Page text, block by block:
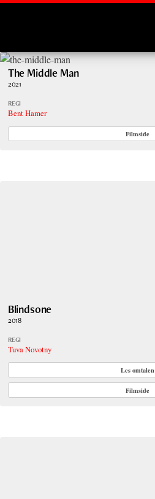
The Middle Man
2021
REGI
Bent Hamer
Filmside
Blindsone
2018
REGI
Tuva Novotny
Les omtalen
Filmside